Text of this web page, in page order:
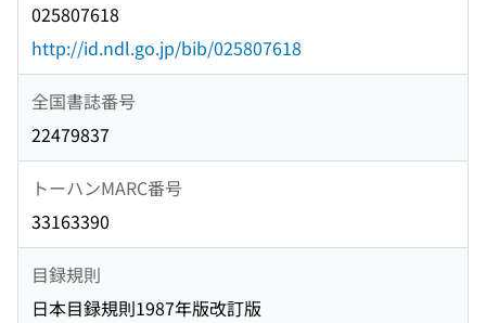
025807618
http://id.ndl.go.jp/bib/025807618
全国書誌番号
22479837
トーハンMARC番号
33163390
目録規則
日本目録規則1987年版改訂版